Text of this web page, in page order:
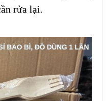
rửa lại.